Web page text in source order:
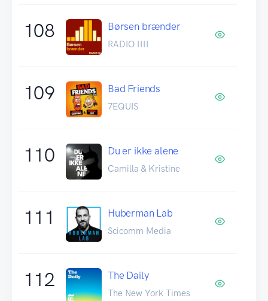
108 Børsen brænder
RADIO IIII
109 Bad Friends
7EQUIS
110 Du er ikke alene
Camilla & Kristine
111 Huberman Lab
Scicomm Media
112 The Daily
The New York Times